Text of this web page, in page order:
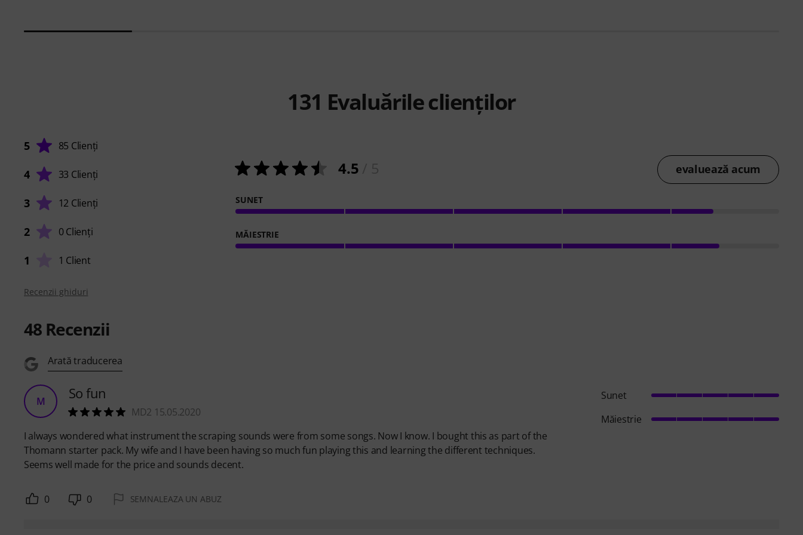
131 Evaluările clienților
5 85 Clienți
4 33 Clienți
3 12 Clienți
2 0 Clienți
1 1 Client
4.5 evaluează acum
SUNET
MĂIESTRIE
Recenzii ghiduri
48 Recenzii
Arată traducerea
M So fun
MD2 15.05.2020
I always wondered what instrument the scraping sounds were from some songs. Now I know. I bought this as part of the
Thomann starter pack. My wife and I have been having so much fun playing this and learning the different techniques.
Seems well made for the price and sounds decent.
Sunet
Măiestrie
0 0 SEMNALEAZA UN ABUZ